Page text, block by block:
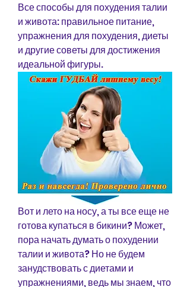
Все способы для похудения талии
и живота: правильное питание,
упражнения для похудения, диеты
и другие советы для достижения
идеальной фигуры.
Вот и лето на носу, а ты все еще не
готова купаться в бикини? Может,
пора начать думать о похудении
талии и живота? Но не будем
занудствовать с диетами и
упражнениями, ведь мы знаем, что